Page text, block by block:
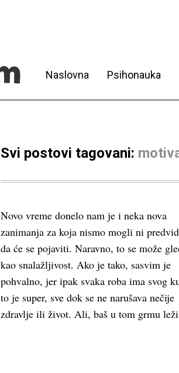
Naslovna Psihonauka
Svi postovi tagovani:
Novo vreme donelo nam je i neka nova
zanimanja za koja nismo mogli ni
da će se pojaviti. Naravno, to se može
kao snalažljivost. Ako je tako, sasvim je
pohvalno, jer ipak svaka roba ima svog
to je super, sve dok se ne narušava nečije
zdravlje ili život. Ali, baš u tom grmu leži